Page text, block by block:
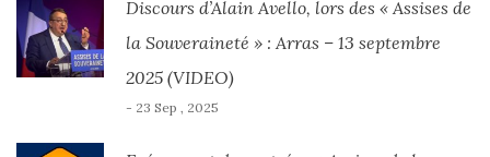
Discours d’Alain Avello, lors des « Assises de
la Souveraineté » : Arras – 13 septembre
2025 (VIDEO)
- 23 Sep , 2025